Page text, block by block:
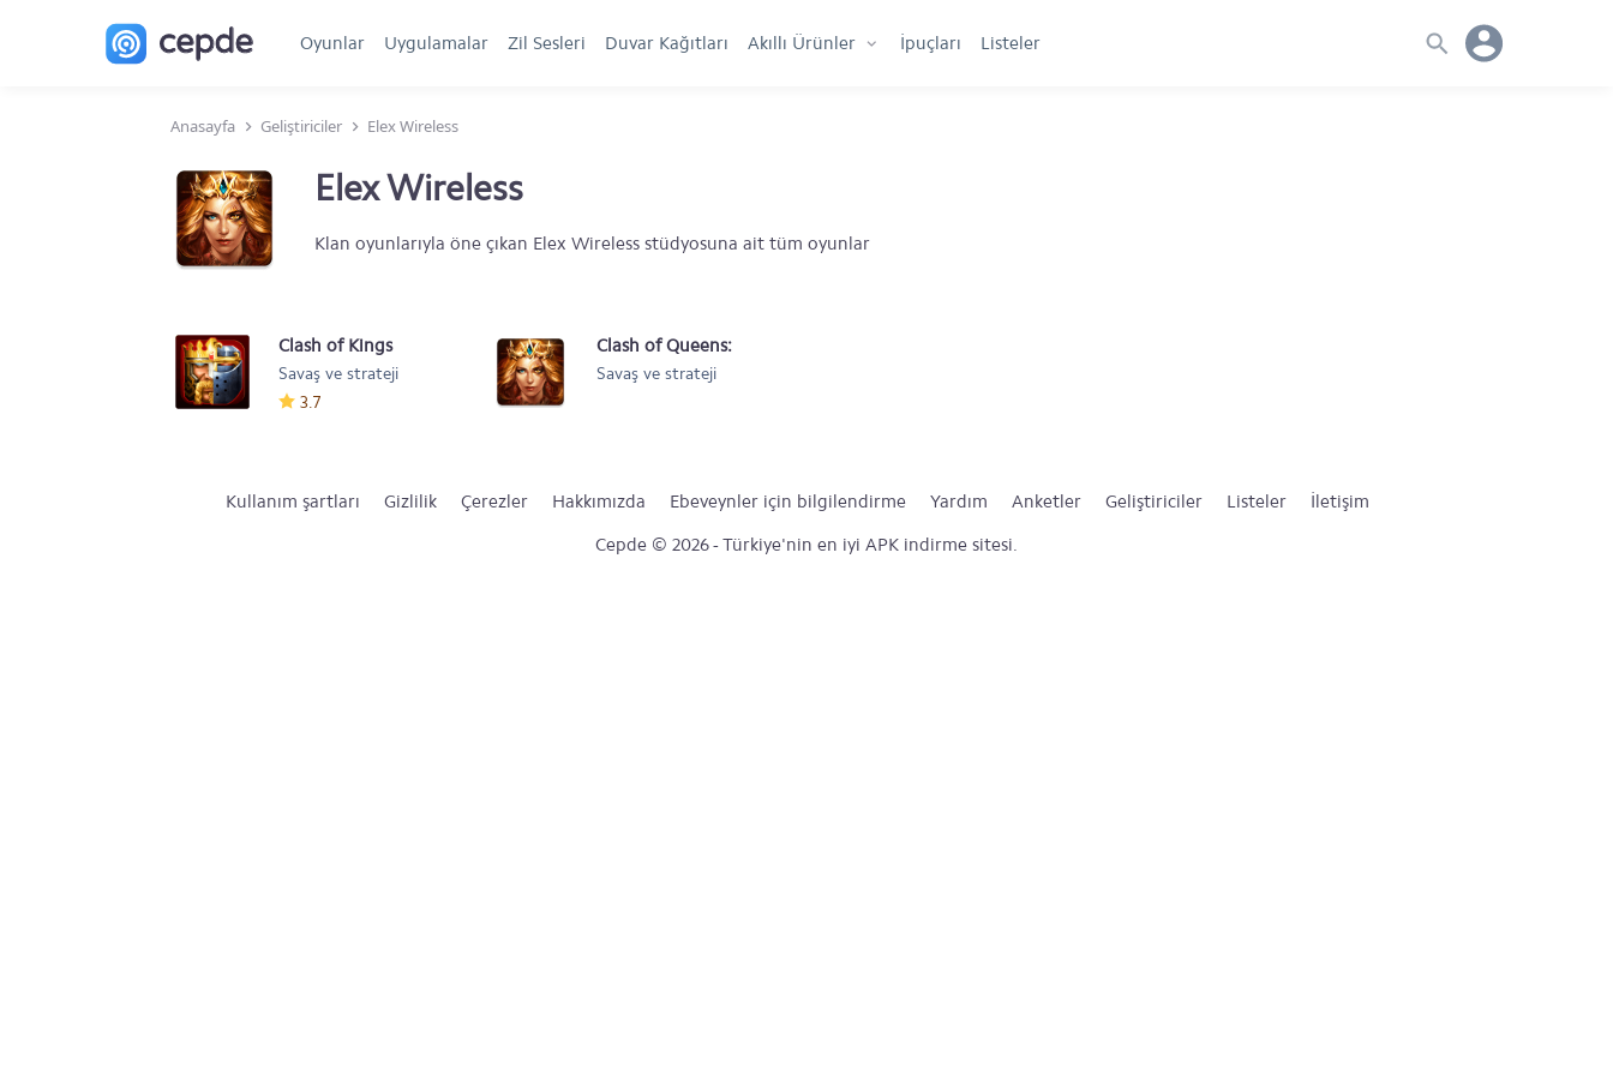
Oyunlar Uygulamalar Zil Sesleri Duvar Kağıtları Akıllı Ürünler İpuçları Listeler
Anasayfa Geliştiriciler Elex Wireless
Elex Wireless
Klan oyunlarıyla öne çıkan Elex Wireless stüdyosuna ait tüm oyunlar
Clash of Kings
Savaş ve strateji
3.7
Clash of Queens:
Dragons Rise
Savaş ve strateji
Kullanım şartları Gizlilik Çerezler Hakkımızda Ebeveynler için bilgilendirme Yardım Anketler Geliştiriciler Listeler
İletişim
Cepde © 2026 - Türkiye'nin en iyi APK indirme sitesi.